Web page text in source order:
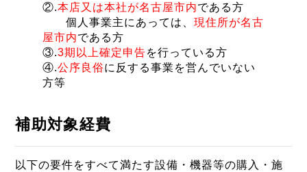
②.本店又は本社が名古屋市内である方
個人事業主にあっては、 現住所が名古
屋市内である方
③.3期以上確定申告を行っている方
④.公序良俗に反する事業を営んでいない
方等
補助対象経費
以下の要件をすべて満たす設備・機器等の購入・施